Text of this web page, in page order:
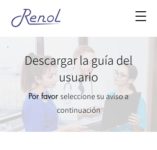
Descargar la guía del
usuario
Por favorseleccione su aviso a
continuación